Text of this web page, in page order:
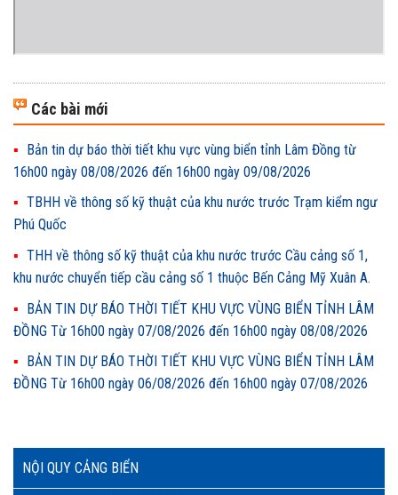
NỘI QUY CẢNG BIỂN
Các bài mới
Bản tin dự báo thời tiết khu vực vùng biển tỉnh Lâm Đồng từ
16h00 ngày 08/08/2026 đến 16h00 ngày 09/08/2026
TBHH về thông số kỹ thuật của khu nước trước Trạm kiểm ngư
Phú Quốc
THH về thông số kỹ thuật của khu nước trước Cầu cảng số 1,
khu nước chuyển tiếp cầu cảng số 1 thuộc Bến Cảng Mỹ Xuân A.
BẢN TIN DỰ BÁO THỜI TIẾT KHU VỰC VÙNG BIỂN TỈNH LÂM
ĐỒNG Từ 16h00 ngày 07/08/2026 đến 16h00 ngày 08/08/2026
BẢN TIN DỰ BÁO THỜI TIẾT KHU VỰC VÙNG BIỂN TỈNH LÂM
ĐỒNG Từ 16h00 ngày 06/08/2026 đến 16h00 ngày 07/08/2026